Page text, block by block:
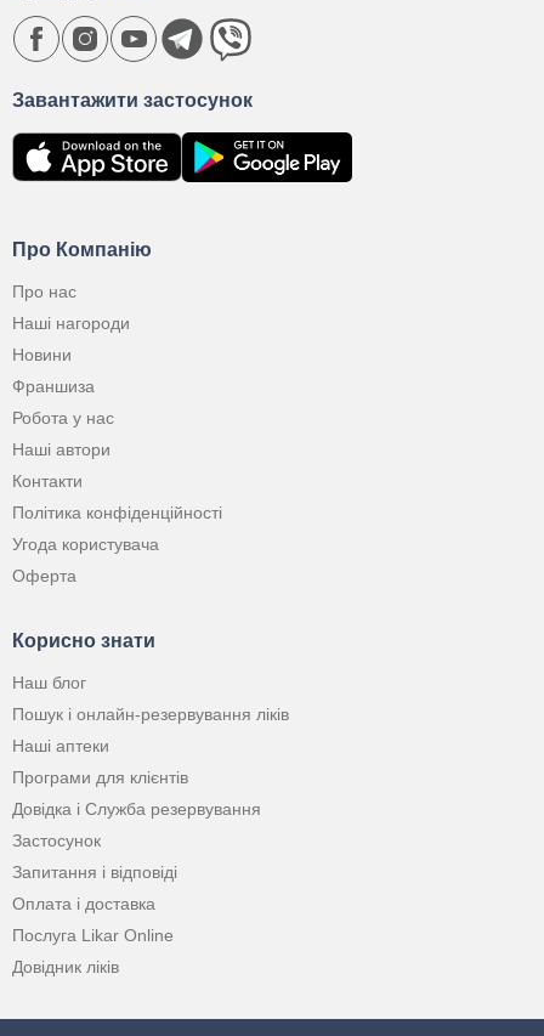
Про Компанію
Про нас
Наші нагороди
Новини
Франшиза
Робота у нас
Наші автори
Контакти
Політика конфіденційності
Угода користувача
Оферта
Корисно знати
Наш блог
Пошук і онлайн-резервування ліків
Наші аптеки
Програми для клієнтів
Довідка і Служба резервування
Застосунок
Запитання і відповіді
Оплата і доставка
Послуга Likar Online
Довідник ліків
Завантажити застосунок